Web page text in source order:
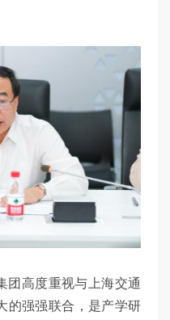
团高度重视与上海交通
的强强联合，是产学研